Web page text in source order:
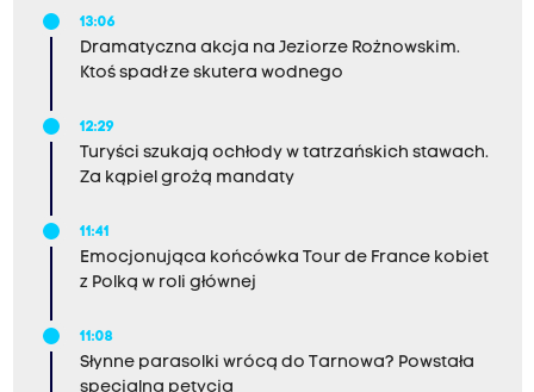
13:06
Dramatyczna akcja na Jeziorze Rożnowskim.
Ktoś spadł ze skutera wodnego
12:29
Turyści szukają ochłody w tatrzańskich stawach.
Za kąpiel grożą mandaty
11:41
Emocjonująca końcówka Tour de France kobiet
z Polką w roli głównej
11:08
Słynne parasolki wrócą do Tarnowa? Powstała
specjalna petycja